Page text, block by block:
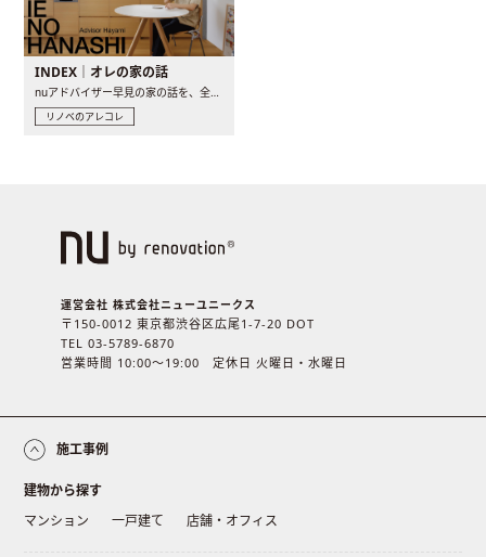
INDEX｜オレの家の話
nuアドバイザー早見の家の話を、全4話でお届け。リノベーションを..
リノベのアレコレ
運営会社 株式会社ニューユニークス
〒150-0012 東京都渋谷区広尾1-7-20 DOT
TEL 03-5789-6870
営業時間 10:00〜19:00 定休日 火曜日・水曜日
施工事例
建物から探す
マンション
一戸建て 店舗・オフィス